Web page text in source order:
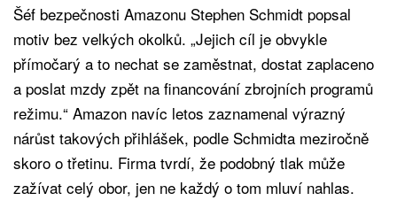
Šéf bezpečnosti Amazonu Stephen Schmidt popsal
motiv bez velkých okolků. „Jejich cíl je obvykle
přímočarý a to nechat se zaměstnat, dostat zaplaceno
a poslat mzdy zpět na financování zbrojních programů
režimu.“ Amazon navíc letos zaznamenal výrazný
nárůst takových přihlášek, podle Schmidta meziročně
skoro o třetinu. Firma tvrdí, že podobný tlak může
zažívat celý obor, jen ne každý o tom mluví nahlas.